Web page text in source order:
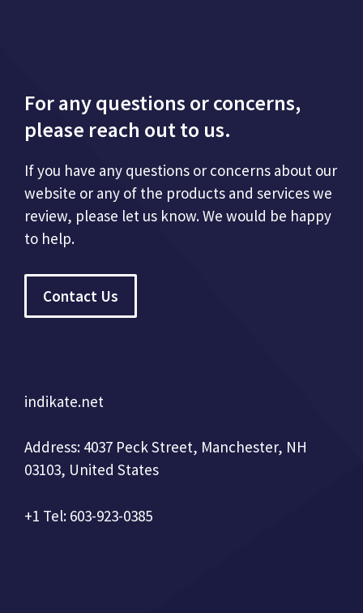
For any questions or concerns,
please reach out to us.
If you have any questions or concerns about our
website or any of the products and services we
review, please let us know. We would be happy
to help.
Contact Us
indikate.net
Address: 4037 Peck Street, Manchester, NH
03103, United States
+1 Tel: 603-923-0385